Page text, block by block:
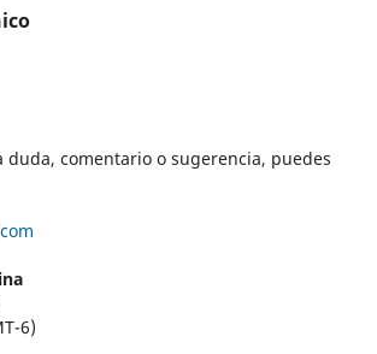
duda, comentario o sugerencia, puedes
6)